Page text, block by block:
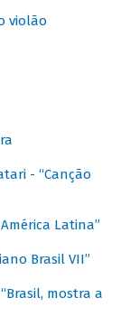
violão
- “Canção
Latina”
Brasil VII”
mostra a